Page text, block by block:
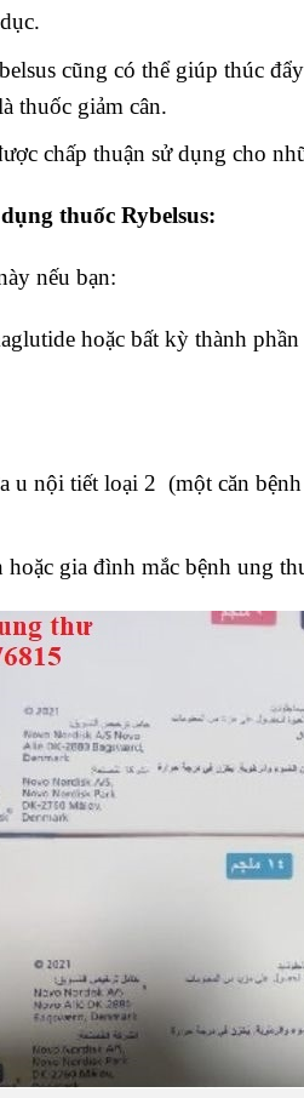
cũng có thể giúp thúc
thuốc giảm cân.
chấp thuận sử dụng cho
thuốc Rybelsus:
nếu bạn:
hoặc bất kỳ thành phần
u nội tiết loại 2 (một căn
hoặc gia đình mắc bệnh ung